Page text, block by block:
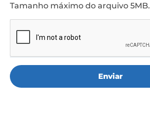
Tamanho máximo do arquivo 5MB.
Enviar